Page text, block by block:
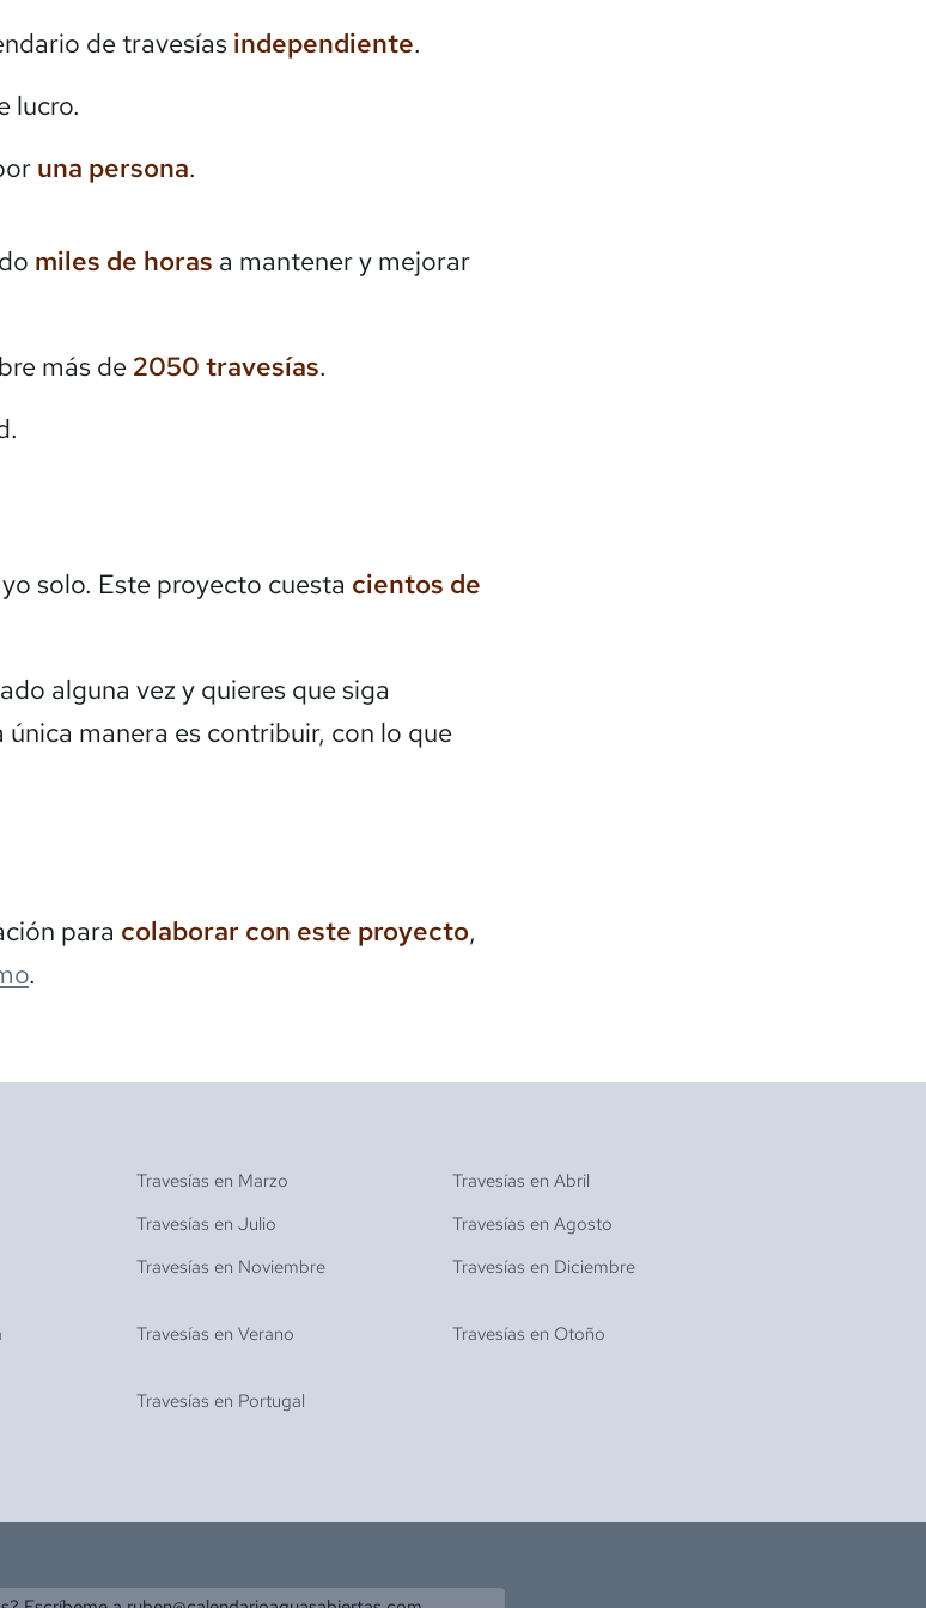
de travesías independiente.
lucro.
una persona.
miles de horas a mantener y mejorar
más de 2050 travesías.
solo. Este proyecto cuesta cientos de
alguna vez y quieres que siga
única manera es contribuir, con lo que
para colaborar con este proyecto,
.
Travesías en Marzo Travesías en Abril
Travesías en Julio Travesías en Agosto
Travesías en Noviembre Travesías en Diciembre
Travesías en Verano Travesías en Otoño
Travesías en Portugal